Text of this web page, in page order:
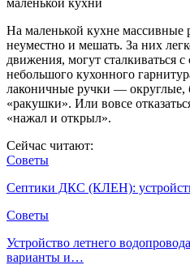
На маленькой кухне массивные
неуместно и мешать. За них
движения, могут сталкиваться
небольшого кухонного
лаконичные ручки — округлые,
«ракушки». Или вовсе
«нажал и открыл».
Сейчас читают:
Советы
Септики ДКС (КЛЕН):
Советы
Устройство летнего
варианты и…